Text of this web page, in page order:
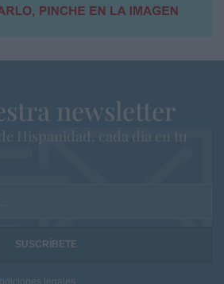
newsletter
Hispanidad, cada dia en tu
legales